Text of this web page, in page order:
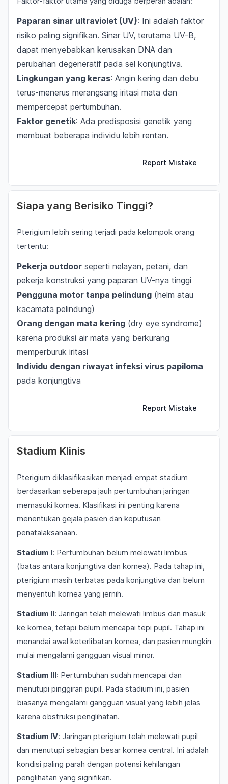
Paparan sinar ultraviolet (UV): Ini adalah faktor
risiko paling signifikan. Sinar UV, terutama UV-B,
dapat menyebabkan kerusakan DNA dan
perubahan degeneratif pada sel konjungtiva.
Lingkungan yang keras: Angin kering dan debu
terus-menerus merangsang iritasi mata dan
mempercepat pertumbuhan.
Faktor genetik: Ada predisposisi genetik yang
membuat beberapa individu lebih rentan.
Report Mistake
Siapa yang Berisiko Tinggi?
Pterigium lebih sering terjadi pada kelompok orang
tertentu:
Pekerja outdoor seperti nelayan, petani, dan
pekerja konstruksi yang paparan UV-nya tinggi
Pengguna motor tanpa pelindung (helm atau
kacamata pelindung)
Orang dengan mata kering (dry eye syndrome)
karena produksi air mata yang berkurang
memperburuk iritasi
Individu dengan riwayat infeksi virus papiloma
pada konjungtiva
Report Mistake
Stadium Klinis
Pterigium diklasifikasikan menjadi empat stadium
berdasarkan seberapa jauh pertumbuhan jaringan
memasuki kornea. Klasifikasi ini penting karena
menentukan gejala pasien dan keputusan
penatalaksanaan.
Stadium I: Pertumbuhan belum melewati limbus
(batas antara konjungtiva dan kornea). Pada tahap ini,
pterigium masih terbatas pada konjungtiva dan belum
menyentuh kornea yang jernih.
Stadium II: Jaringan telah melewati limbus dan masuk
ke kornea, tetapi belum mencapai tepi pupil. Tahap ini
menandai awal keterlibatan kornea, dan pasien mungkin
mulai mengalami gangguan visual minor.
Stadium III: Pertumbuhan sudah mencapai dan
menutupi pinggiran pupil. Pada stadium ini, pasien
biasanya mengalami gangguan visual yang lebih jelas
karena obstruksi penglihatan.
Stadium IV: Jaringan pterigium telah melewati pupil
dan menutupi sebagian besar kornea central. Ini adalah
kondisi paling parah dengan potensi kehilangan
penglihatan yang signifikan.